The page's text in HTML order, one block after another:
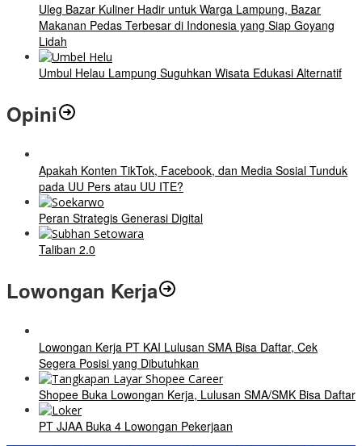
Uleg Bazar Kuliner Hadir untuk Warga Lampung, Bazar
Makanan Pedas Terbesar di Indonesia yang Siap Goyang
Lidah
Umbul Helau Lampung Suguhkan Wisata Edukasi Alternatif
Opini
Apakah Konten TikTok, Facebook, dan Media Sosial Tunduk
pada UU Pers atau UU ITE?
Peran Strategis Generasi Digital
Taliban 2.0
Lowongan Kerja
Lowongan Kerja PT KAI Lulusan SMA Bisa Daftar, Cek
Segera Posisi yang Dibutuhkan
Shopee Buka Lowongan Kerja, Lulusan SMA/SMK Bisa Daftar
PT JJAA Buka 4 Lowongan Pekerjaan